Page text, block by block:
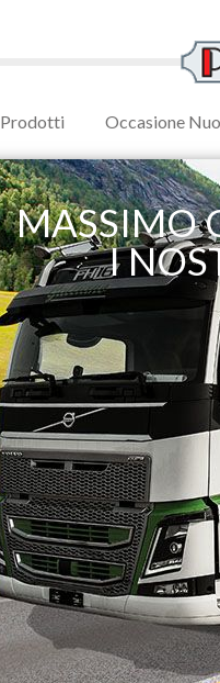
Prodotti Occasione
MASSIMO
I